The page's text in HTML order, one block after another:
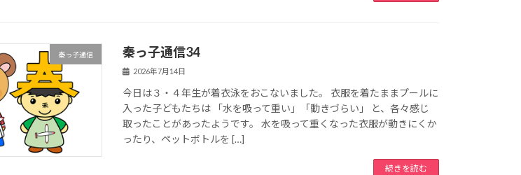
秦っ子通信 秦っ子通信34
2026年7月14日
今日は３・４年生が着衣泳をおこないました。 衣服を着たままプールに
入った子どもたちは 「水を吸って重い」「動きづらい」 と、各々感じ
取ったことがあったようです。 水を吸って重くなった衣服が動きにくか
ったり、ペットボトルを […]
続きを読む